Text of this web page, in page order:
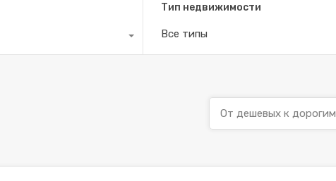
Тип недвижимости
Все типы
От дешевых к дорогим